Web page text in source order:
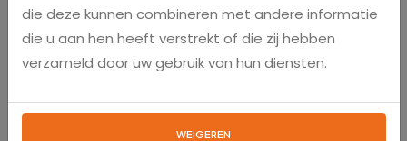
die deze kunnen combineren met andere informatie
die u aan hen heeft verstrekt of die zij hebben
verzameld door uw gebruik van hun diensten.
WEIGEREN